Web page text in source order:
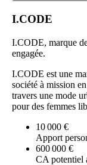
I.CODE
I.CODE, marque
engagée.
I.CODE est une
société à mission
travers une mode
pour des femmes
10 000 €
Apport
600 000 €
CA potentiel